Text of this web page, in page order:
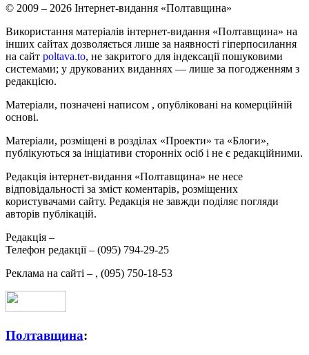
© 2009 – 2026 Інтернет-видання «Полтавщина»
Використання матеріалів інтернет-видання «Полтавщина» на
інших сайтах дозволяється лише за наявності гіперпосилання
на сайт poltava.to, не закритого для індексації пошуковими
системами; у друкованих виданнях — лише за погодженням з
редакцією.
Матеріали, позначені написом , опубліковані на комерційній
основі.
Матеріали, розміщені в розділах «Проекти» та «Блоги»,
публікуються за ініціативи сторонніх осіб і не є редакційними.
Редакція інтернет-видання «Полтавщина» не несе
відповідальності за зміст коментарів, розміщених
користувачами сайту. Редакція не завжди поділяє погляди
авторів публікацій.
Редакція –
Телефон редакції – (095) 794-29-25
Реклама на сайті – , (095) 750-18-53
Полтавщина: